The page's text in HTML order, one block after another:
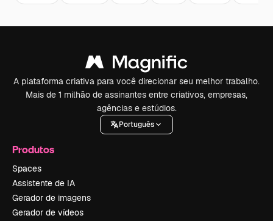
A plataforma criativa para você direcionar seu melhor trabalho.
Mais de 1 milhão de assinantes entre criativos, empresas,
agências e estúdios.
Português
Produtos
Spaces
Assistente de IA
Gerador de imagens
Gerador de vídeos